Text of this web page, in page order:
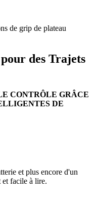
de grip de plateau
des Trajets
CONTRÔLE GRÂCE
DE
et plus encore d'un
facile à lire.